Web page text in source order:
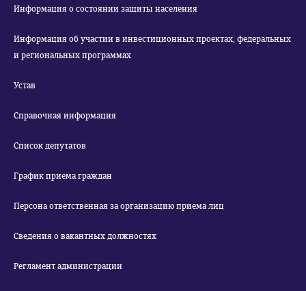
Информация о состоянии защиты населения
Информация об участии в инвестиционных проектах, федеральных
и региональных программах
Устав
Справочная информация
Список депутатов
График приема граждан
Персона ответственная за организацию приема лиц
Сведения о вакантных должностях
Регламент администрации